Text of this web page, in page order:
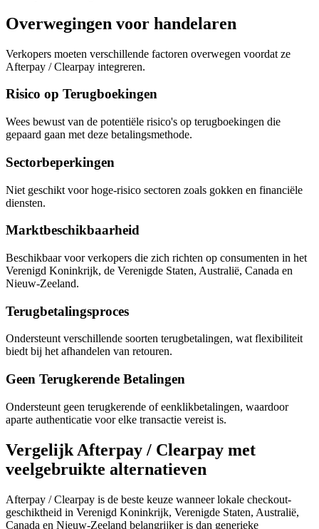
Overwegingen voor handelaren
Verkopers moeten verschillende factoren overwegen voordat ze
Afterpay / Clearpay integreren.
Risico op Terugboekingen
Wees bewust van de potentiële risico's op terugboekingen die
gepaard gaan met deze betalingsmethode.
Sectorbeperkingen
Niet geschikt voor hoge-risico sectoren zoals gokken en financiële
diensten.
Marktbeschikbaarheid
Beschikbaar voor verkopers die zich richten op consumenten in het
Verenigd Koninkrijk, de Verenigde Staten, Australië, Canada en
Nieuw-Zeeland.
Terugbetalingsproces
Ondersteunt verschillende soorten terugbetalingen, wat flexibiliteit
biedt bij het afhandelen van retouren.
Geen Terugkerende Betalingen
Ondersteunt geen terugkerende of eenklikbetalingen, waardoor
aparte authenticatie voor elke transactie vereist is.
Vergelijk Afterpay / Clearpay met
veelgebruikte alternatieven
Afterpay / Clearpay is de beste keuze wanneer lokale checkout-
geschiktheid in Verenigd Koninkrijk, Verenigde Staten, Australië,
Canada en Nieuw-Zeeland belangrijker is dan generieke